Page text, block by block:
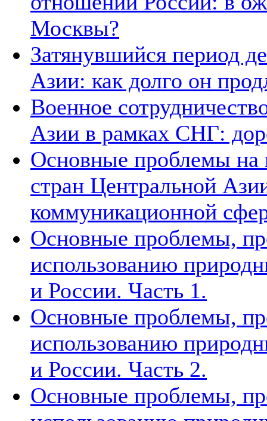
Москвы?
Затянувшийся период
Азии: как долго он
Военное
Азии в рамках СНГ:
Основные проблемы на
стран Центральной
коммуникационной
Основные проблемы,
использованию
и России. Часть 1.
Основные проблемы,
использованию
и России. Часть 2.
Основные проблемы,